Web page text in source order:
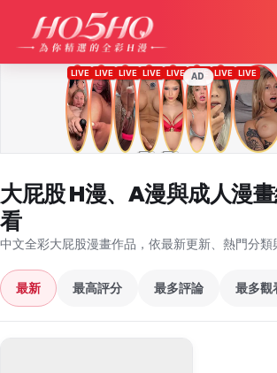
AD
大屁股 H漫、A漫與成人漫
看
中文全彩大屁股漫畫作品，依最新更新、熱門分類
最新 最高評分 最多評論 最多觀